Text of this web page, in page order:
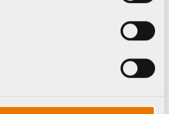
Op voorraad in winkel